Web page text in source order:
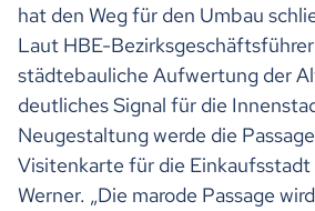
hat den Weg für den Umbau
Laut HBE-
städtebauliche Aufwertung der
deutliches Signal für die
Neugestaltung werde die
Visitenkarte für die Einkaufsstadt
Werner. „Die marode Passage